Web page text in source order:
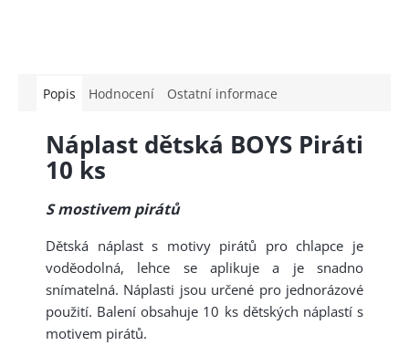
Popis Hodnocení Ostatní informace
Náplast dětská BOYS Piráti
10 ks
S mostivem pirátů
Dětská náplast s motivy pirátů pro chlapce je
voděodolná, lehce se aplikuje a je snadno
snímatelná. Náplasti jsou určené pro jednorázové
použití. Balení obsahuje 10 ks dětských náplastí s
motivem pirátů.